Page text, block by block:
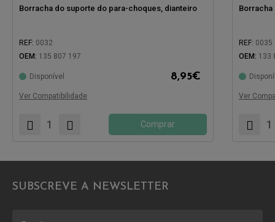
Borracha do suporte do para-choques, dianteiro
REF: 0032
OEM: 135 807 197
Disponível 8,95€
Ver Compatibilidade
Comprar
REF: 0035
OEM: 133
Ver
SUBSCREVE A NEWSLETTER